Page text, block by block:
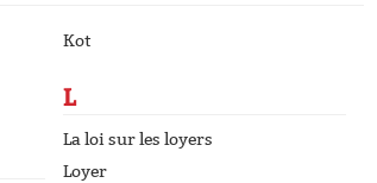
Kot
L
La loi sur les loyers
Loyer